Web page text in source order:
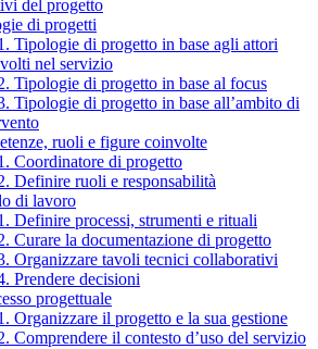
del progetto
di progetti
Tipologie di progetto in base agli attori
nel servizio
Tipologie di progetto in base al focus
Tipologie di progetto in base all’ambito di
ruoli e figure coinvolte
Coordinatore di progetto
Definire ruoli e responsabilità
di lavoro
Definire processi, strumenti e rituali
Curare la documentazione di progetto
Organizzare tavoli tecnici collaborativi
Prendere decisioni
progettuale
Organizzare il progetto e la sua gestione
Comprendere il contesto d’uso del servizio